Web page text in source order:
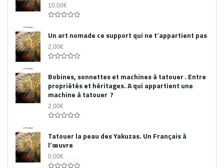
10,00€
out
of
5
Un art nomade ce support qui ne t’appartient pas
2,00€
out
of
5
Bobines, sonnettes et machines à tatouer . Entre
propriétés et héritages. A qui appartient une
machine à tatouer ?
2,00€
out
of
5
Tatouer la peau des Yakuzas. Un Français à
l’œuvre
0,00€